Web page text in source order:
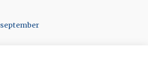
september